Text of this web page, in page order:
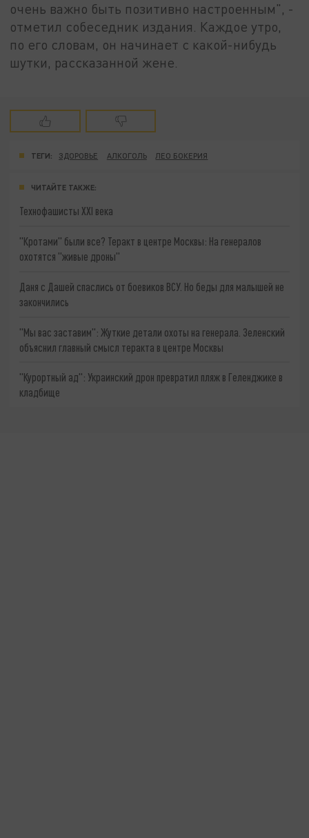
очень важно быть позитивно настроенным", -
отметил собеседник издания. Каждое утро,
по его словам, он начинает с какой-нибудь
шутки, рассказанной жене.
ТЕГИ: ЗДОРОВЬЕ АЛКОГОЛЬ ЛЕО БОКЕРИЯ
ЧИТАЙТЕ ТАКЖЕ:
Технофашисты XXI века
"Кротами" были все? Теракт в центре Москвы: На генералов
охотятся "живые дроны"
Даня с Дашей спаслись от боевиков ВСУ. Но беды для малышей не
закончились
"Мы вас заставим": Жуткие детали охоты на генерала. Зеленский
объяснил главный смысл теракта в центре Москвы
"Курортный ад": Украинский дрон превратил пляж в Геленджике в
кладбище